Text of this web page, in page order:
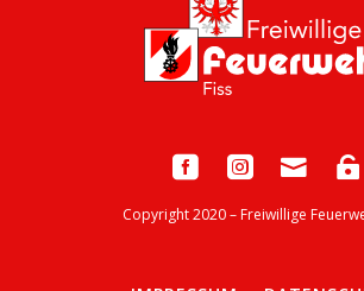
Copyright 2020 – Freiwillige